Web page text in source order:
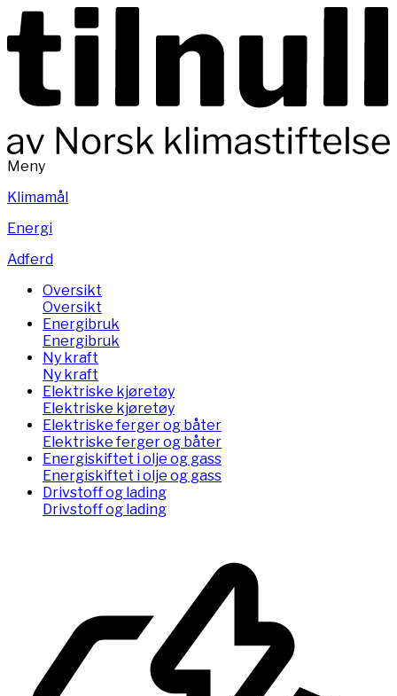
Meny
Klimamål
Energi
Adferd
Oversikt
Oversikt
Energibruk
Energibruk
Ny kraft
Ny kraft
Elektriske kjøretøy
Elektriske kjøretøy
Elektriske ferger og båter
Elektriske ferger og båter
Energiskiftet i olje og gass
Energiskiftet i olje og gass
Drivstoff og lading
Drivstoff og lading